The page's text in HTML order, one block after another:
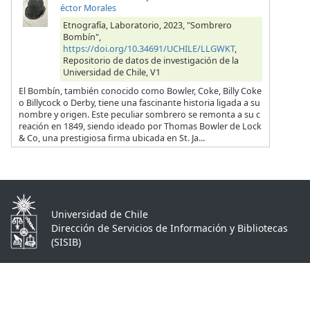
éctor Morales
Etnografía, Laboratorio, 2023, "Sombrero
Bombín",
https://doi.org/10.34691/UCHILE/LLGWKT,
Repositorio de datos de investigación de la
Universidad de Chile, V1
El Bombín, también conocido como Bowler, Coke, Billy Coke
o Billycock o Derby, tiene una fascinante historia ligada a su
nombre y origen. Este peculiar sombrero se remonta a su c
reación en 1849, siendo ideado por Thomas Bowler de Lock
& Co, una prestigiosa firma ubicada en St. Ja...
Universidad de Chile
Dirección de Servicios de Información y Bibliotecas
(SISIB)